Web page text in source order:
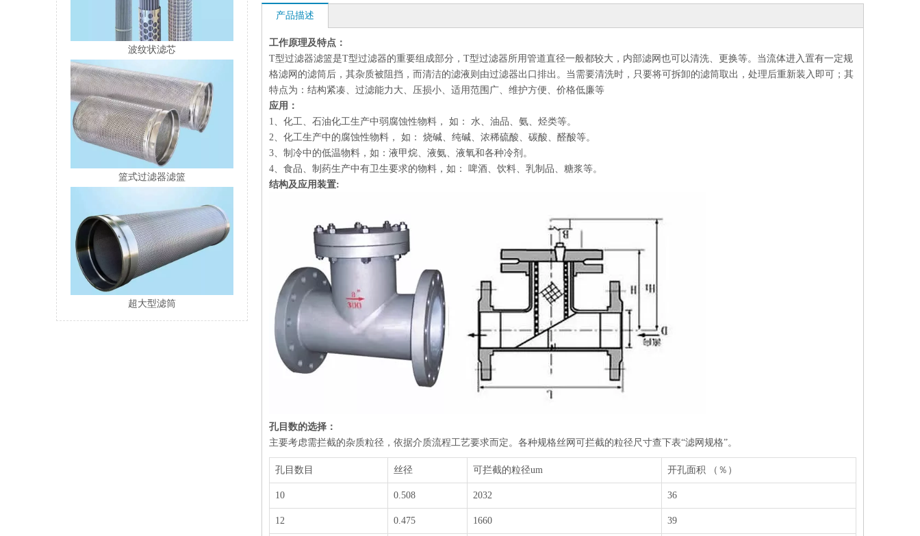
波纹状滤芯
篮式过滤器滤篮
超大型滤筒
产品描述
工作原理及特点：
T型过滤器滤篮是T型过滤器的重要组成部分，T型过滤器所用管道直径一般都较大，内部滤网也可以清洗、更换等。当流体进入置有一定规
格滤网的滤筒后，其杂质被阻挡，而清洁的滤液则由过滤器出口排出。当需要清洗时，只要将可拆卸的滤筒取出，处理后重新装入即可；其
特点为：结构紧凑、过滤能力大、压损小、适用范围广、维护方便、价格低廉等
应用：
1、化工、石油化工生产中弱腐蚀性物料， 如： 水、油品、氨、烃类等。
2、化工生产中的腐蚀性物料， 如： 烧碱、纯碱、浓稀硫酸、碳酸、醛酸等。
3、制冷中的低温物料，如：液甲烷、液氨、液氧和各种冷剂。
4、食品、制药生产中有卫生要求的物料，如： 啤酒、饮料、乳制品、糖浆等。
结构及应用装置:
孔目数的选择：
主要考虑需拦截的杂质粒径，依据介质流程工艺要求而定。各种规格丝网可拦截的粒径尺寸查下表“滤网规格”。
孔目数目 丝径 可拦截的粒径um 开孔面积 （％）
10 0.508 2032 36
12 0.475 1660 39